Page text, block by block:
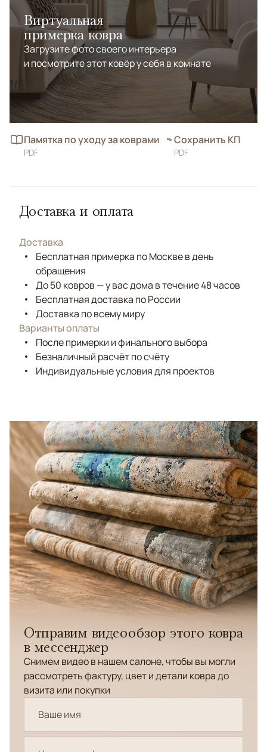
Виртуальная
примерка ковра
Загрузите фото своего интерьера
и посмотрите этот ковёр у себя в комнате
Памятка по уходу за коврами
PDF
Сохранить КП
PDF
Доставка и оплата
Доставка
Бесплатная примерка по Москве в день
обращения
До 50 ковров — у вас дома в течение 48 часов
Бесплатная доставка по России
Доставка по всему миру
Варианты оплаты
После примерки и финального выбора
Безналичный расчёт по счёту
Индивидуальные условия для проектов
Отправим видеообзор этого ковра
в мессенджер
Снимем видео в нашем салоне, чтобы вы могли
рассмотреть фактуру, цвет и детали ковра до
визита или покупки